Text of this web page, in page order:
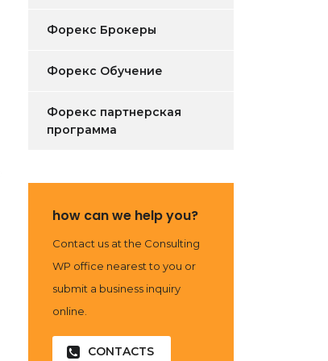
Форекс Брокеры
Форекс Обучение
Форекс партнерская
программа
how can we help you?
Contact us at the Consulting
WP office nearest to you or
submit a business inquiry
online.
CONTACTS